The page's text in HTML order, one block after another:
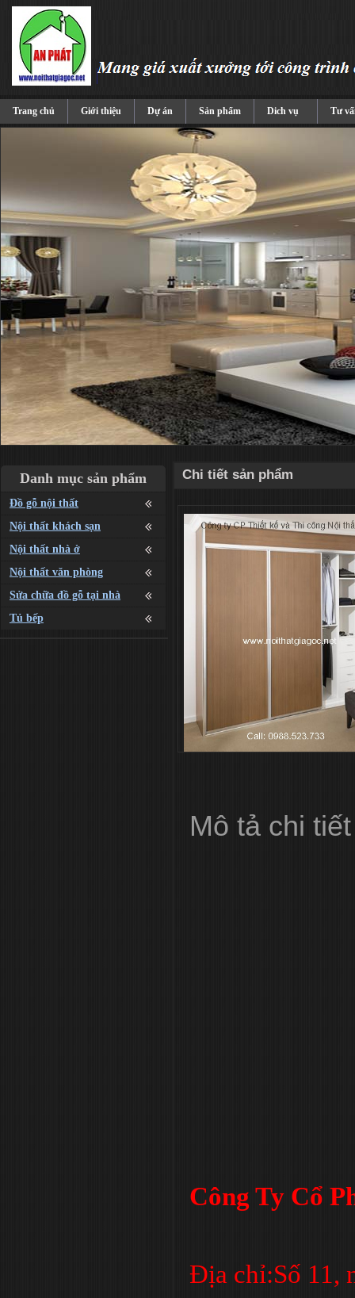
Trang chủ Giới thiệu Dự án Sản phẩm Dich vụ Tư
Danh mục sản phẩm
Đồ gỗ nội thất
Nội thất khách sạn
Nội thất nhà ở
Nội thất văn phòng
Sửa chữa đồ gỗ tại nhà
Tủ bếp
Chi tiết sản phẩm
Mô tả chi tiết
Công Ty Cổ
Địa chỉ:Số 11,